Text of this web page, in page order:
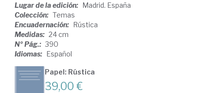
Lugar de la edición: Madrid. España
Colección: Temas
Encuadernación: Rústica
Medidas: 24 cm
Nº Pág.: 390
Idiomas: Español
Papel: Rústica
39,00 €